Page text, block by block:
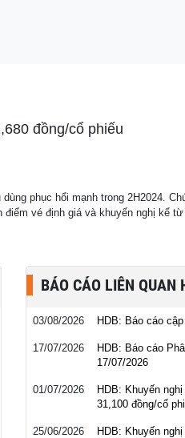
đồng/cổ phiếu
phục hổi mạnh trong 2H2024.
vé định giá và khuyến nghị kể
BÁO CÁO LIÊN QUAN
03/08/2026 HDB: Báo cáo
17/07/2026
HDB: Báo cáo
17/07/2026
01/07/2026
HDB: Khuyến
31,100 đồng/cổ
25/06/2026
HDB: Khuyến